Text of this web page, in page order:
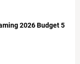
2026 Budget 5